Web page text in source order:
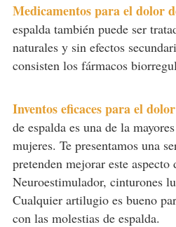
Medicamentos para el dolor
espalda también puede ser
naturales y sin efectos
consisten los fármacos
Inventos eficaces para el
de espalda es una de la
mujeres. Te presentamos una
pretenden mejorar este aspecto
Neuroestimulador, cinturones
Cualquier artilugio es bueno
con las molestias de espalda.